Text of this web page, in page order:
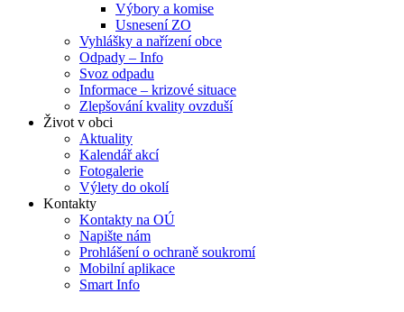
Výbory a komise
Usnesení ZO
Vyhlášky a nařízení obce
Odpady – Info
Svoz odpadu
Informace – krizové situace
Zlepšování kvality ovzduší
Život v obci
Aktuality
Kalendář akcí
Fotogalerie
Výlety do okolí
Kontakty
Kontakty na OÚ
Napište nám
Prohlášení o ochraně soukromí
Mobilní aplikace
Smart Info